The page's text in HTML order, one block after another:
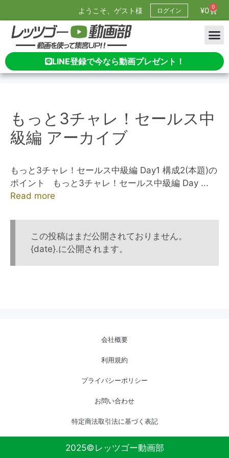
ようこそ、ゲスト様 ログイン ¥0 0
LINE登録で今なら動画プレゼント！
もっと3チャレ！セールス中
級編 アーカイブ
もっと3チャレ！セールス中級編 Day1 構成2(本題)の
ポイント もっと3チャレ！セールス中級編 Day ...
Read more
この投稿はまだ公開されておりません。
{date}.に公開されます。
会社概要
利用規約
プライバシーポリシー
お問い合わせ
特定商法取引法に基づく表記
2025©レッツゴー動画部